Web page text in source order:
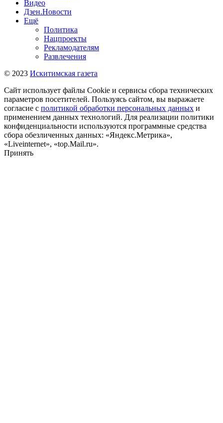
Видео
Дзен.Новости
Ещё
Политика
Нацпроекты
Рекламодателям
Развлечения
© 2023 Искитимская газета
Сайт использует файлы Cookie и сервисы сбора технических
параметров посетителей. Пользуясь сайтом, вы выражаете
согласие с политикой обработки персональных данных и
применением данных технологий. Для реализации политики
конфиденциальности используются программные средства
сбора обезличенных данных: «Яндекс.Метрика»,
«Liveinternet», «top.Mail.ru».
Принять